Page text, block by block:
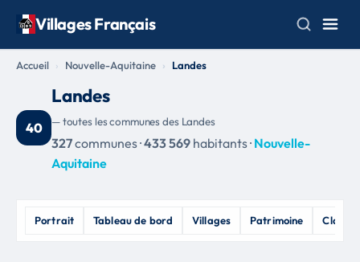
Villages Français
Accueil Nouvelle-Aquitaine Landes
40
Landes
— toutes les communes des Landes
327communes ·433 569 habitants · Nouvelle-
Aquitaine
Portrait Tableau de bord Villages Patrimoine